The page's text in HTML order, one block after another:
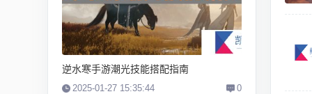
逆水寒手游潮光技能搭配指南
2025-01-27 15:35:44 0